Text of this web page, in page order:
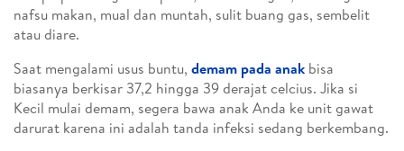
nafsu makan, mual dan muntah, sulit buang gas, sembelit
atau diare.
Saat mengalami usus buntu, demam pada anak bisa
biasanya berkisar 37,2 hingga 39 derajat celcius. Jika si
Kecil mulai demam, segera bawa anak Anda ke unit gawat
darurat karena ini adalah tanda infeksi sedang berkembang.